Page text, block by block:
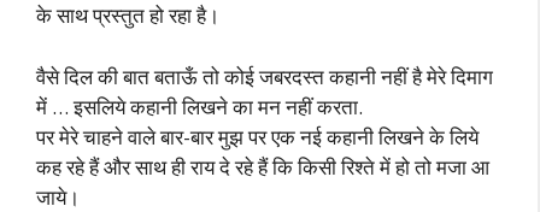
के साथ प्रस्तुत हो रहा है।
वैसे दिल की बात बताऊँ तो कोई जबरदस्त कहानी नहीं है मेरे दिमाग
में … इसलिये कहानी लिखने का मन नहीं करता.
पर मेरे चाहने वाले बार-बार मुझ पर एक नई कहानी लिखने के लिये
कह रहे हैं और साथ ही राय दे रहे हैं कि किसी रिश्ते में हो तो मजा आ
जाये।